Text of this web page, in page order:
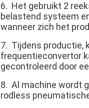
6. Het gebruikt 2
belastend systeem
wanneer zich het
7. Tijdens productie,
frequentieconvertor
gecontroleerd door
8. Al machine wordt
rodless